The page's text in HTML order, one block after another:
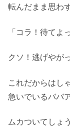
転んだまま思わ
「コラ！待てよ
クソ！逃げやが
これだからはし
急いでいるババ
ムカついてしょ